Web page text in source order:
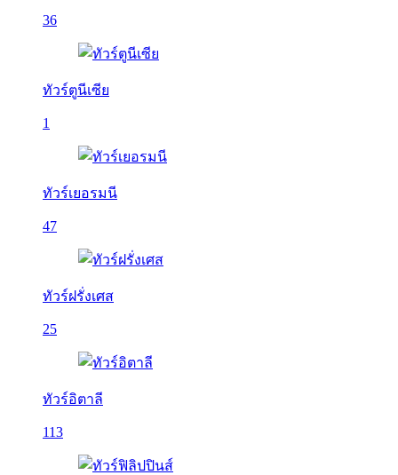
36
ทัวร์ตูนีเซีย
1
ทัวร์เยอรมนี
47
ทัวร์ฝรั่งเศส
25
ทัวร์อิตาลี
113